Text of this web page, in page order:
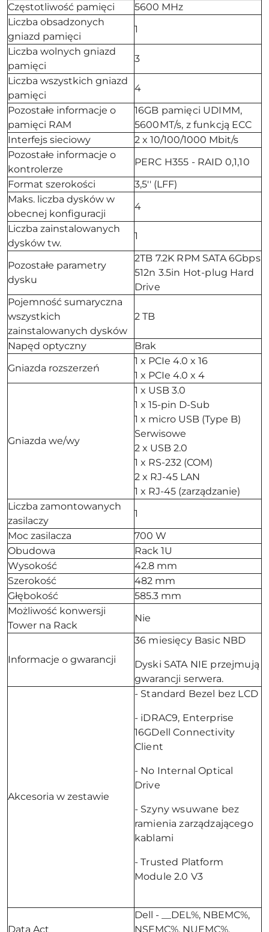
Częstotliwość pamięci
5600 MHz
Liczba obsadzonych
gniazd pamięci
1
Liczba wolnych gniazd
pamięci
3
Liczba wszystkich gniazd
pamięci
4
Pozostałe informacje o
pamięci RAM
16GB pamięci UDIMM,
5600MT/s, z funkcją ECC
Interfejs sieciowy
2 x 10/100/1000 Mbit/s
Pozostałe informacje o
kontrolerze
PERC H355 - RAID 0,1,10
Format szerokości
3,5'' (LFF)
Maks. liczba dysków w
obecnej konfiguracji
4
Liczba zainstalowanych
dysków tw.
1
Pozostałe parametry
dysku
2TB 7.2K RPM SATA 6Gbps
512n 3.5in Hot-plug Hard
Drive
Pojemność sumaryczna
wszystkich
zainstalowanych dysków
2 TB
Napęd optyczny
Brak
Gniazda rozszerzeń
1 x PCIe 4.0 x 16
1 x PCIe 4.0 x 4
Gniazda we/wy
1 x USB 3.0
1 x 15-pin D-Sub
1 x micro USB (Type B)
Serwisowe
2 x USB 2.0
1 x RS-232 (COM)
2 x RJ-45 LAN
1 x RJ-45 (zarządzanie)
Liczba zamontowanych
zasilaczy
1
Moc zasilacza
700 W
Obudowa
Rack 1U
Wysokość
42.8 mm
Szerokość
482 mm
Głębokość
585.3 mm
Możliwość konwersji
Tower na Rack
Nie
Informacje o gwarancji
36 miesięcy Basic NBD
Dyski SATA NIE przejmują
gwarancji serwera.
Akcesoria w zestawie
- Standard Bezel bez LCD
- iDRAC9, Enterprise
16GDell Connectivity
Client
- No Internal Optical
Drive
- Szyny wsuwane bez
ramienia zarządzającego
kablami
- Trusted Platform
Module 2.0 V3
Data Act
Dell - __DEL%, NBEMC%,
NSEMC%, NUEMC%,